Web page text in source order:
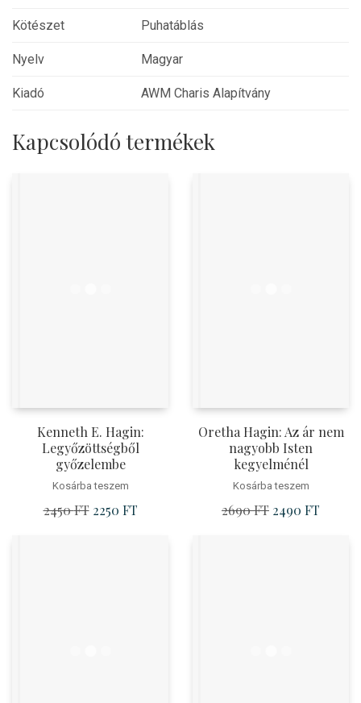
Kötészet Puhatáblás
Nyelv Magyar
Kiadó AWM Charis Alapítvány
Kapcsolódó termékek
Kenneth E. Hagin:
Legyőzöttségből
győzelembe
Kosárba teszem
2450FT Original
2250 FTCurrent
Oretha Hagin: Az ár nem
nagyobb Isten
kegyelménél
Kosárba teszem
2690FT Original
2490 FT